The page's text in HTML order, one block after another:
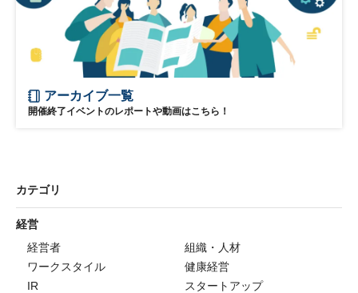
アーカイブ一覧
開催終了イベントのレポートや動画はこちら！
カテゴリ
経営
経営者
組織・人材
ワークスタイル
健康経営
IR
スタートアップ